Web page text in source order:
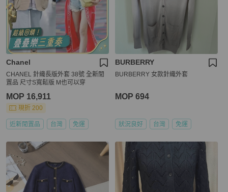
Chanel
CHANEL 針織長版外套 38號 全新閒
置品 尺寸S寬鬆版 M也可以穿
MOP 16,911
現折 200
近新閒置品 台灣 免運
BURBERRY
BURBERRY 女款針織外套
MOP 694
狀況良好 台灣 免運